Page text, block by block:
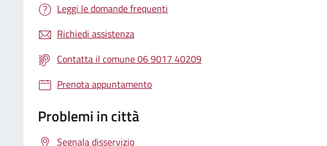
Leggi le domande frequenti
Richiedi assistenza
Contatta il comune 06 9017 40209
Prenota appuntamento
Problemi in città
Segnala disservizio